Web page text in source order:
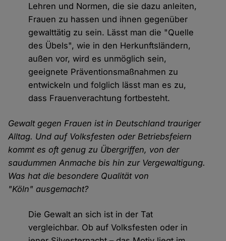
Lehren und Normen, die sie dazu anleiten,
Frauen zu hassen und ihnen gegenüber
gewalttätig zu sein. Lässt man die "Quelle
des Übels", wie in den Herkunftsländern,
außen vor, wird es unmöglich sein,
geeignete Präventionsmaßnahmen zu
entwickeln und folglich lässt man es zu,
dass Frauenverachtung fortbesteht.
Gewalt gegen Frauen ist in Deutschland trauriger
Alltag. Und auf Volksfesten oder Betriebsfeiern
kommt es oft genug zu Übergriffen, von der
saudummen Anmache bis hin zur Vergewaltigung.
Was hat die besondere Qualität von
"Köln" ausgemacht?
Die Gewalt an sich ist in der Tat
vergleichbar. Ob auf Volksfesten oder in